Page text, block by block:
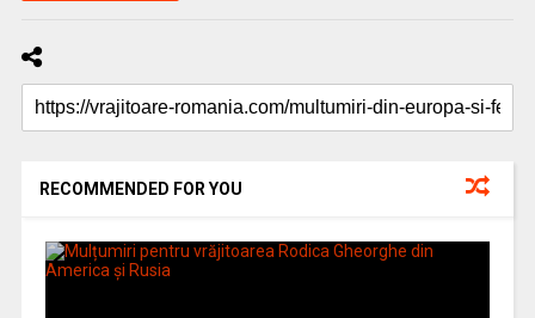
RECOMMENDED FOR YOU